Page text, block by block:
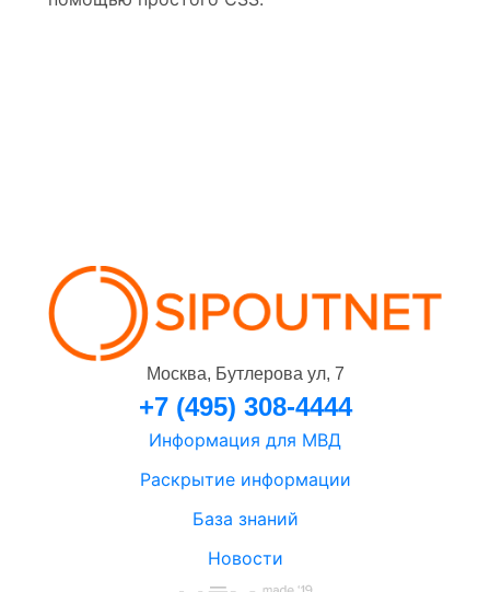
Москва, Бутлерова ул, 7
+7 (495) 308-4444
Информация для МВД
Раскрытие информации
База знаний
Новости